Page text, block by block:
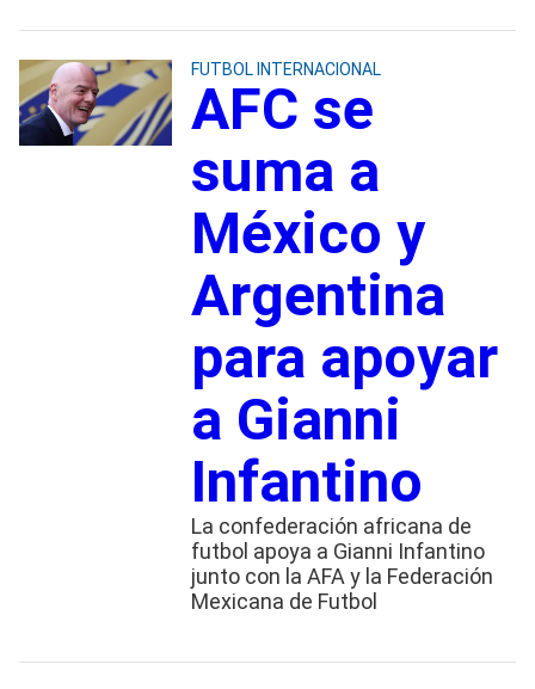
FUTBOL INTERNACIONAL
AFC se
suma a
México y
Argentina
para apoyar
a Gianni
Infantino
La confederación africana de
futbol apoya a Gianni Infantino
junto con la AFA y la Federación
Mexicana de Futbol